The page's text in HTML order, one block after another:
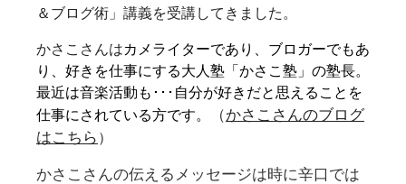
＆ブログ術」講義を受講してきました。
かさこさんはカメライターであり、ブロガーでもあ
り、好きを仕事にする大人塾「かさこ塾」の塾長。
最近は音楽活動も･･･自分が好きだと思えることを
仕事にされている方です。
（かさこさんのブログ
はこちら ）
かさこさんの伝えるメッセージは時に辛口では